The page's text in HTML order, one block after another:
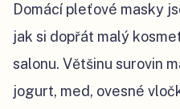
Domácí pleťové masky
jak si dopřát malý
salonu. Většinu surovin
jogurt, med, ovesné